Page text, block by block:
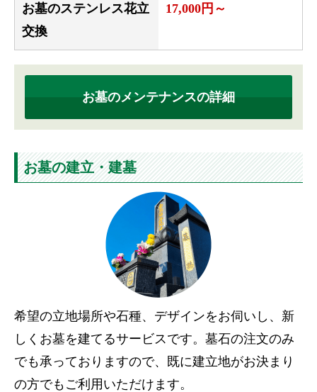
お墓のステンレス花立
交換
17,000円～
お墓のメンテナンスの詳細
お墓の建立・建墓
希望の立地場所や石種、デザインをお伺いし、新
しくお墓を建てるサービスです。墓石の注文のみ
でも承っておりますので、既に建立地がお決まり
の方でもご利用いただけます。